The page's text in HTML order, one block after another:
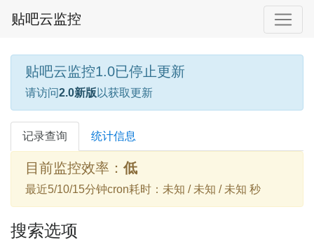
贴吧云监控
贴吧云监控1.0已停止更新
请访问2.0新版 以获取更新
记录查询 统计信息
目前监控效率： 低
最近5/10/15分钟cron耗时：未知 / 未知 / 未知 秒
搜索选项